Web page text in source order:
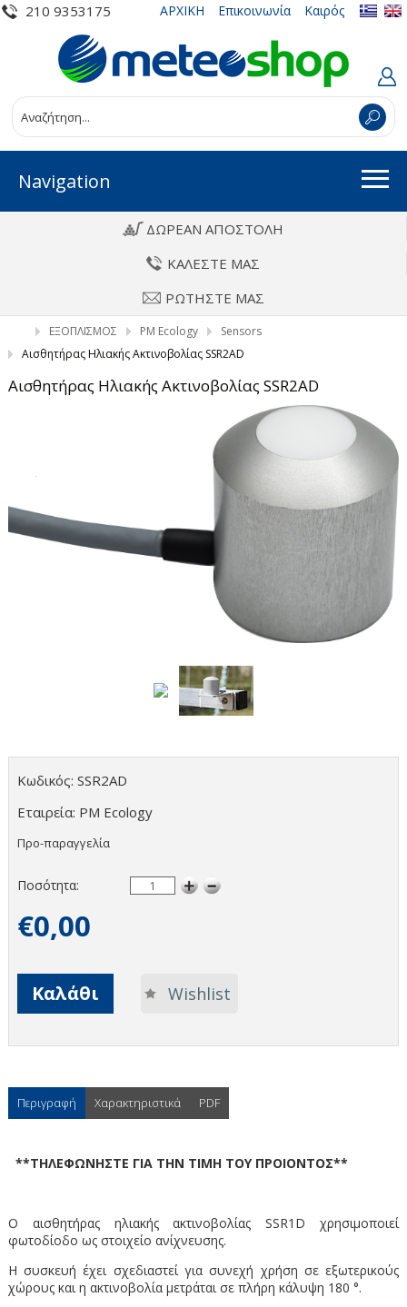
210 9353175 ΑΡΧΙΚΗ Επικοινωνία Καιρός
Navigation
ΔΩΡΕΑΝ ΑΠΟΣΤΟΛΗ
ΚΑΛΕΣΤΕ ΜΑΣ
ΡΩΤΗΣΤΕ ΜΑΣ
ΕΞΟΠΛΙΣΜΟΣ PM Ecology
Sensors
Αισθητήρας Ηλιακής Ακτινοβολίας SSR2AD
Αισθητήρας Ηλιακής Ακτινοβολίας SSR2AD
Κωδικός: SSR2AD
Εταιρεία: PM Ecology
Προ-παραγγελία
Ποσότητα:
€0,00
Καλάθι Wishlist
Περιγραφή Χαρακτηριστικά PDF
**ΤΗΛΕΦΩΝΗΣΤΕ ΓΙΑ ΤΗΝ ΤΙΜΗ ΤΟΥ ΠΡΟΙΟΝΤΟΣ**
Ο αισθητήρας ηλιακής ακτινοβολίας SSR1D χρησιμοποιεί
φωτοδίοδο ως στοιχείο ανίχνευσης.
Η συσκευή έχει σχεδιαστεί για συνεχή χρήση σε εξωτερικούς
χώρους και η ακτινοβολία μετράται σε πλήρη κάλυψη 180 °.